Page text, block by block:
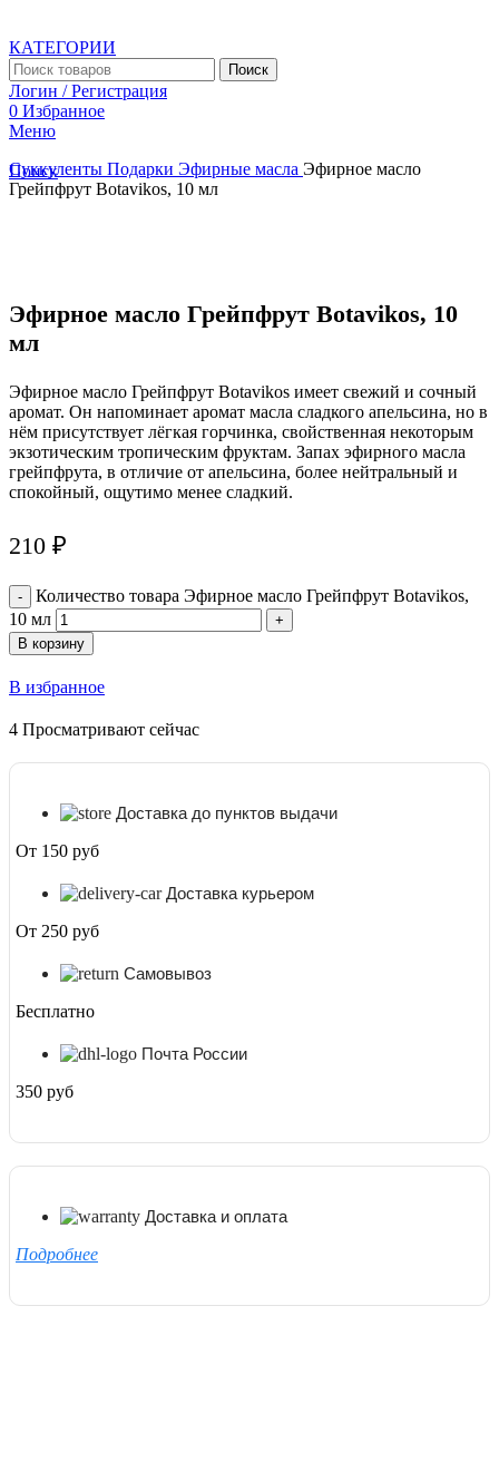
КАТЕГОРИИ
Поиск
Логин / Регистрация
0 Избранное
Меню
Поиск
Суккуленты Подарки Эфирные масла Эфирное масло
Грейпфрут Botavikos, 10 мл
Эфирное масло Грейпфрут Botavikos, 10
мл
Эфирное масло Грейпфрут Botavikos имеет свежий и сочный
аромат. Он напоминает аромат масла сладкого апельсина, но в
нём присутствует лёгкая горчинка, свойственная некоторым
экзотическим тропическим фруктам. Запах эфирного масла
грейпфрута, в отличие от апельсина, более нейтральный и
спокойный, ощутимо менее сладкий.
210 ₽
Количество товара Эфирное масло Грейпфрут Botavikos,
10 мл
В корзину
В избранное
4 Просматривают сейчас
Доставка до пунктов выдачи
От 150 руб
Доставка курьером
От 250 руб
Самовывоз
Бесплатно
Почта России
350 руб
Доставка и оплата
Подробнее